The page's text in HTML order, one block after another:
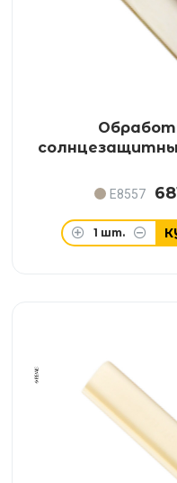
E8557
1 шт.